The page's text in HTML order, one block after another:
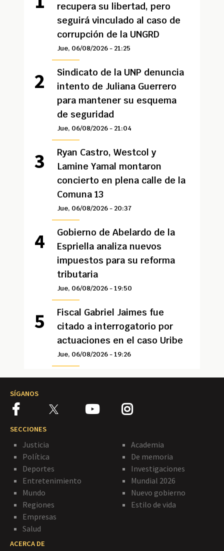
recupera su libertad, pero
seguirá vinculado al caso de
corrupción de la UNGRD
Jue, 06/08/2026 - 21:25
Sindicato de la UNP denuncia
intento de Juliana Guerrero
para mantener su esquema
de seguridad
Jue, 06/08/2026 - 21:04
Ryan Castro, Westcol y
Lamine Yamal montaron
concierto en plena calle de la
Comuna 13
Jue, 06/08/2026 - 20:37
Gobierno de Abelardo de la
Espriella analiza nuevos
impuestos para su reforma
tributaria
Jue, 06/08/2026 - 19:50
Fiscal Gabriel Jaimes fue
citado a interrogatorio por
actuaciones en el caso Uribe
Jue, 06/08/2026 - 19:26
SÍGANOS
SECCIONES
Justicia
Política
Deportes
Entretenimiento
Mundo
Regiones
Empresas
Salud
Academia
De memoria
Investigaciones
Mundial 2026
Nuevo gobierno
Estilo de vida
ACERCA DE